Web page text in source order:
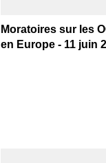
Moratoires sur les
en Europe - 11 juin